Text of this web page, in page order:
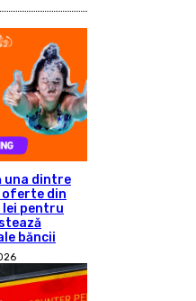
una dintre
oferte din
lei pentru
băncii